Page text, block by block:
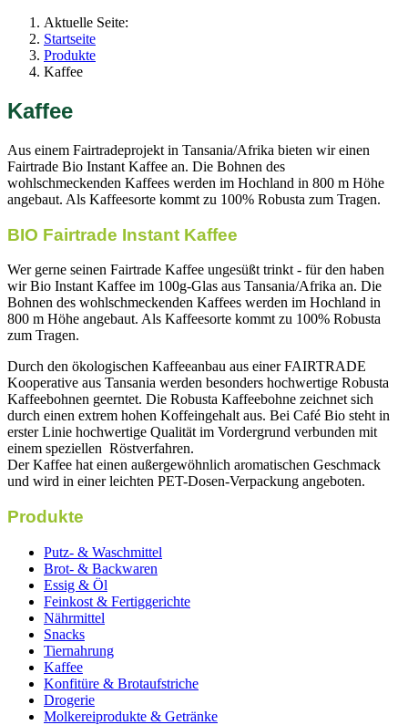
Aktuelle Seite:
Startseite
Produkte
Kaffee
Kaffee
Aus einem Fairtradeprojekt in Tansania/Afrika bieten wir einen
Fairtrade Bio Instant Kaffee an. Die Bohnen des
wohlschmeckenden Kaffees werden im Hochland in 800 m Höhe
angebaut. Als Kaffeesorte kommt zu 100% Robusta zum Tragen.
BIO Fairtrade Instant Kaffee
Wer gerne seinen Fairtrade Kaffee ungesüßt trinkt - für den haben
wir Bio Instant Kaffee im 100g-Glas aus Tansania/Afrika an. Die
Bohnen des wohlschmeckenden Kaffees werden im Hochland in
800 m Höhe angebaut. Als Kaffeesorte kommt zu 100% Robusta
zum Tragen.
Durch den ökologischen Kaffeeanbau aus einer FAIRTRADE
Kooperative aus Tansania werden besonders hochwertige Robusta
Kaffeebohnen geerntet. Die Robusta Kaffeebohne zeichnet sich
durch einen extrem hohen Koffeingehalt aus. Bei Café Bio steht in
erster Linie hochwertige Qualität im Vordergrund verbunden mit
einem speziellen Röstverfahren.
Der Kaffee hat einen außergewöhnlich aromatischen Geschmack
und wird in einer leichten PET-Dosen-Verpackung angeboten.
Produkte
Putz- & Waschmittel
Brot- & Backwaren
Essig & Öl
Feinkost & Fertiggerichte
Nährmittel
Snacks
Tiernahrung
Kaffee
Konfitüre & Brotaufstriche
Drogerie
Molkereiprodukte & Getränke